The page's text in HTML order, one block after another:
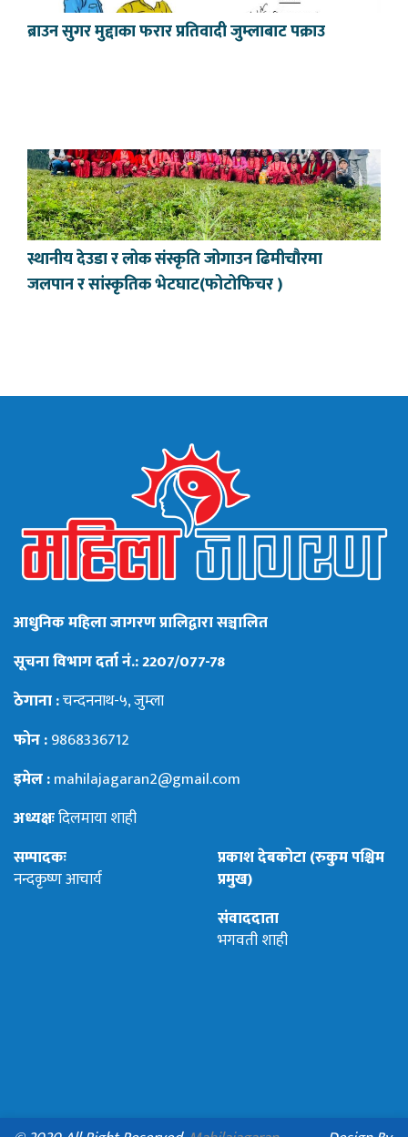
ब्राउन सुगर मुद्दाका फरार प्रतिवादी जुम्लाबाट पक्राउ
स्थानीय देउडा र लोक संस्कृति जोगाउन ढिमीचौरमा
जलपान र सांस्कृतिक भेटघाट(फोटोफिचर )
आधुनिक महिला जागरण प्रालिद्वारा सञ्चालित
सूचना विभाग दर्ता नं.: 2207/077-78
ठेगाना :चन्दननाथ-५, जुम्ला
फोन :9868336712
इमेल :mahilajagaran2@gmail.com
अध्यक्षःदिलमाया शाही
सम्पादकः
नन्दकृष्ण आचार्य
प्रकाश देबकोटा (रुकुम पश्चिम
प्रमुख)
संवाददाता
भगवती शाही